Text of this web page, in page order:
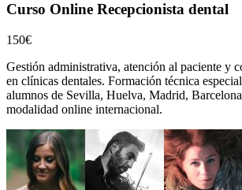
Curso Online Recepcionista dental
150€
Gestión administrativa, atención al paciente y
en clínicas dentales. Formación técnica
alumnos de Sevilla, Huelva, Madrid,
modalidad online internacional.